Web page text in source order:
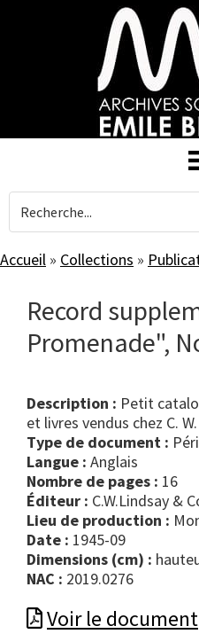
Accueil » Collections »
Record
Promenade",
Description : Petit
et livres vendus chez C.
Type de document :
Langue : Anglais
Nombre de pages : 16
Éditeur : C.W.Lindsay &
Lieu de production :
Date : 1945-09
Dimensions (cm) :
NAC : 2019.0276
Voir le document